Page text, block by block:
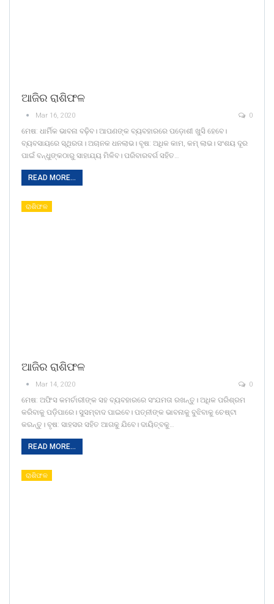
ଆଜିର ରାଶିଫଳ
Mar 16, 2020 0
ମେଷ: ଧାର୍ମିକ ଭାବନା ବଢ଼ିବ। ଆପଣଙ୍କ ବ୍ୟବହାରରେ ପଡ଼ୋଶୀ ଖୁସି ହେବେ।
ବ୍ୟବସାୟରେ ସ୍ଥିରତା। ଅଚାନକ ଧନଲାଭ। ବୃଷ: ଅଧିକ କାମ, କମ୍‌ ଲାଭ। ସଂଶୟ ଦୂର
ପାଇଁ ବନ୍ଧୁଙ୍କଠାରୁ ସାହାଯ୍ୟ ମିଳିବ। ପରିବାରବର୍ଗ ସହିତ…
READ MORE...
ରାଶିଫଳ
ଆଜିର ରାଶିଫଳ
Mar 14, 2020 0
ମେଷ: ଅଫିସ କମ‌ର୍ଚାରୀଙ୍କ ସହ ବ୍ୟବହାରରେ ସଂଯମତା ରଖନ୍ତୁ। ଅଧିକ ପରିଶ୍ରମ
କରିବାକୁ ପଡ଼ିପାରେ। ସୁସମ୍ବାଦ ପାଇବେ। ପତ୍ନୀଙ୍କ ଭାବନାକୁ ବୁଝିବାକୁ ଚେଷ୍ଟା
କରନ୍ତୁ। ବୃଷ: ସାହସର ସହିତ ଆଗକୁ ଯିବେ। ଦାୟିତ୍ବକୁ…
READ MORE...
ରାଶିଫଳ